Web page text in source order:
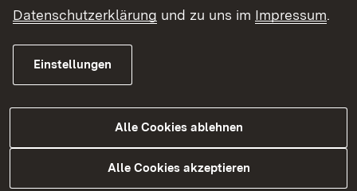
Weiterführung des Radschnellwegs zum A81-
Die Planung der Radschnellwegbrücke begann
Lage des Verkehrsknotens auf einem Hochpunkt
im Gelände, musste eine Lösung gefunden
werden, die mit möglichst wenigen zusätzlichen
Höhenmetern auskommt. Eine zentrale
Datenschutzerklärung und zu uns im Impressum.
Einstellungen
Alle Cookies ablehnen
Alle Cookies akzeptieren